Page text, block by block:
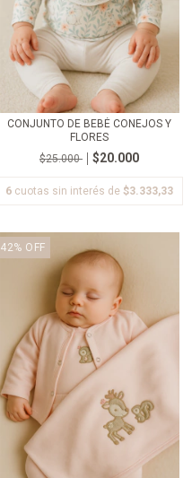
CONJUNTO DE BEBÉ CONEJOS Y
FLORES
$25.000
$20.000
6 cuotas sin interés de $3.333,33
42% OFF